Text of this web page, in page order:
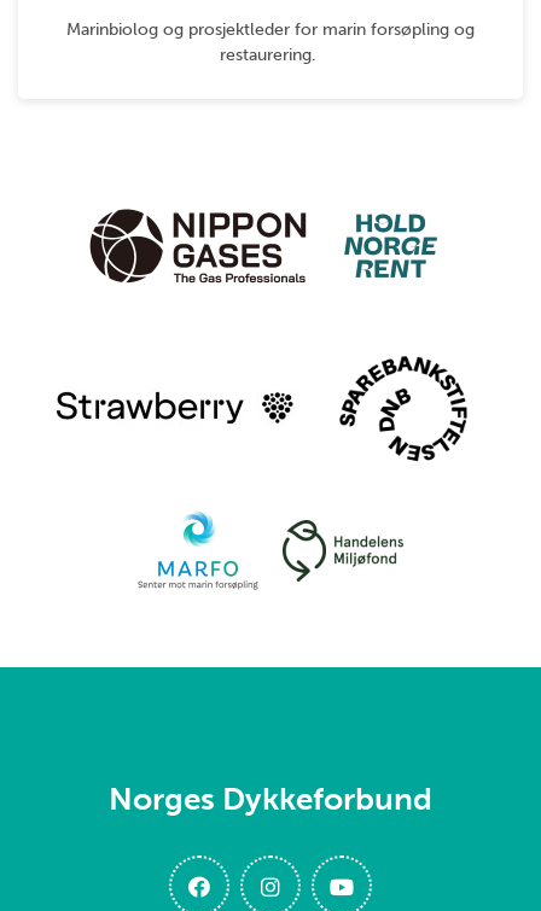
Marinbiolog og prosjektleder for marin forsøpling og
restaurering.
Norges Dykkeforbund